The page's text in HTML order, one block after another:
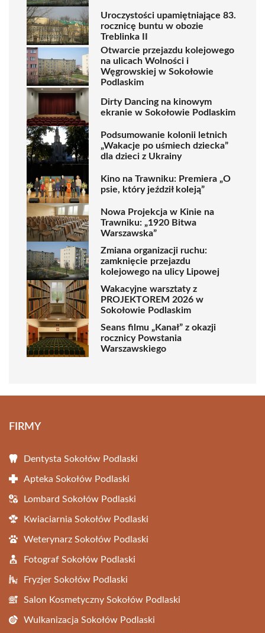
Uroczystości upamiętniające 83.
rocznicę buntu w obozie
Treblinka II
Otwarcie przejazdu kolejowego
na ulicach Wolności i
Węgrowskiej w Sokołowie
Podlaskim
Dirty Dancing na kinowym
ekranie w Sokołowie Podlaskim
Podsumowanie kolonii letnich
„Wakacje po uśmiech dziecka”
dla dzieci z Ukrainy
Kino na Trawniku: Premiera „O
psie, który jeździł koleją”
Nowa Projekcja w Kinie na
Trawniku: „1920 Bitwa
Warszawska”
Zmiana organizacji ruchu:
zamknięcie przejazdu
kolejowego na ulicy Lipowej
Wakacyjne warsztaty z
PROJEKTOREM 2026 w
Sokołowie Podlaskim
Seans filmu „Kanał” z okazji
rocznicy Powstania
Warszawskiego
FIRMY
Dentysta Sokołów Podlaski
Apteka Sokołów Podlaski
Lombard Sokołów Podlaski
Kwiaciarnia Sokołów Podlaski
Weterynarz Sokołów Podlaski
Fotograf Sokołów Podlaski
Fryzjer Sokołów Podlaski
Salon Kosmetyczny Sokołów Podlaski
Wulkanizacja Sokołów Podlaski